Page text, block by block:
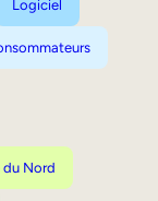
Logiciel
du Nord